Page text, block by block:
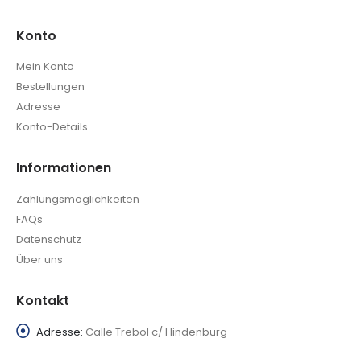
Konto
Mein Konto
Bestellungen
Adresse
Konto-Details
Informationen
Zahlungsmöglichkeiten
FAQs
Datenschutz
Über uns
Kontakt
Adresse: Calle Trebol c/ Hindenburg